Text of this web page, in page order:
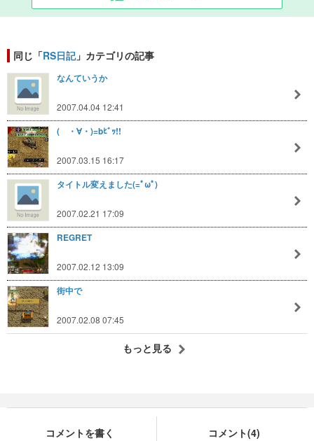
同じ「RS日記」カテゴリの記事
なんていうか
2007.04.04 12:41
( ・∀・)=bﾋﾞｯ!!
2007.03.15 16:17
タイトル変えました(=ﾟωﾟ)
2007.02.21 17:09
REGRET
2007.02.12 13:09
街中で
2007.02.08 07:45
もっと見る
コメントを書く コメント(4)